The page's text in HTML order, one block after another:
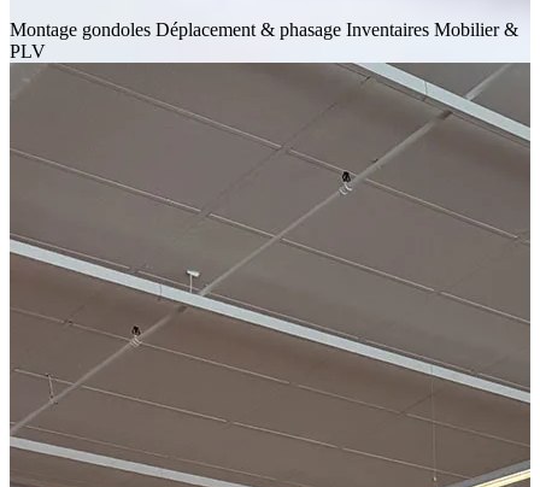
Montage gondoles Déplacement & phasage Inventaires Mobilier &
PLV